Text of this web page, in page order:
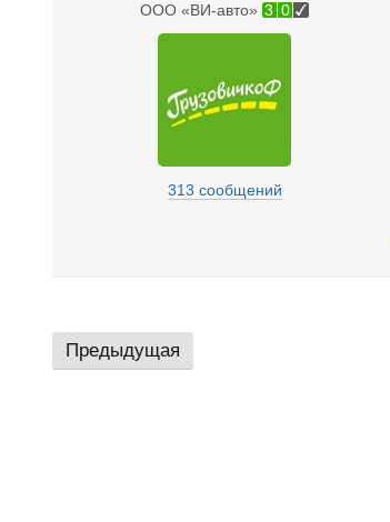
ООО «ВИ-авто» 3 0
313 сообщений
Предыдущая